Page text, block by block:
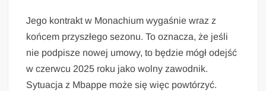
Jego kontrakt w Monachium wygaśnie wraz z
końcem przyszłego sezonu. To oznacza, że jeśli
nie podpisze nowej umowy, to będzie mógł odejść
w czerwcu 2025 roku jako wolny zawodnik.
Sytuacja z Mbappe może się więc powtórzyć.